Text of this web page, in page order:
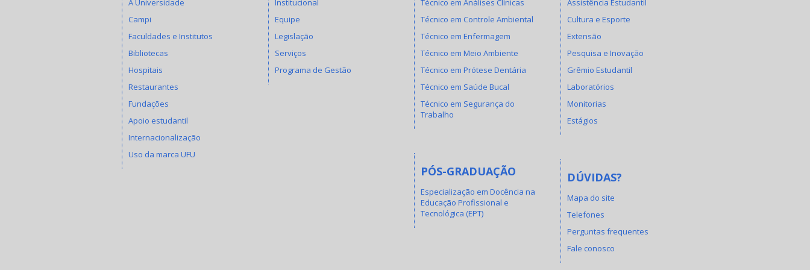
Campi
Faculdades e Institutos
Bibliotecas
Hospitais
Restaurantes
Fundações
Apoio estudantil
Internacionalização
Uso da marca UFU
Equipe
Legislação
Serviços
Programa de Gestão
Técnico em Controle Ambiental
Técnico em Enfermagem
Técnico em Meio Ambiente
Técnico em Prótese Dentária
Técnico em Saúde Bucal
Técnico em Segurança do
Trabalho
PÓS-GRADUAÇÃO
Especialização em Docência na
Educação Profissional e
Tecnológica (EPT)
Cultura e Esporte
Extensão
Pesquisa e Inovação
Grêmio Estudantil
Laboratórios
Monitorias
Estágios
DÚVIDAS?
Mapa do site
Telefones
Perguntas frequentes
Fale conosco